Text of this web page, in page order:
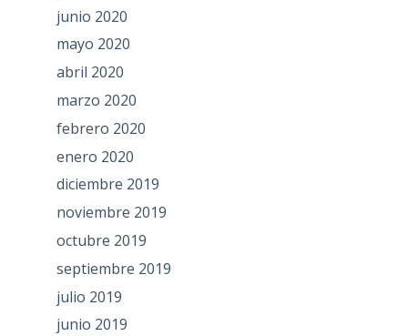
junio 2020
mayo 2020
abril 2020
marzo 2020
febrero 2020
enero 2020
diciembre 2019
noviembre 2019
octubre 2019
septiembre 2019
julio 2019
junio 2019